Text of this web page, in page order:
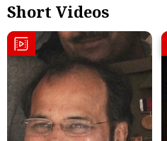
Short Videos